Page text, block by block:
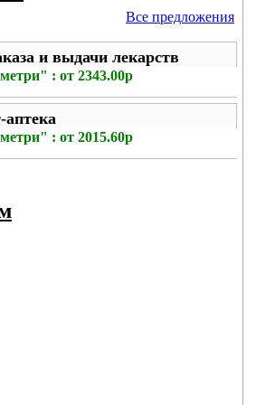
Все предложения
и выдачи лекарств
: от 2343.00р
аптека
: от 2015.60р